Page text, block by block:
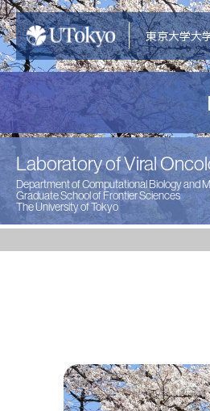
東京大学大
Laboratory of Viral
Department of Computational Biology and
Graduate School of Frontier Sciences
The University of Tokyo